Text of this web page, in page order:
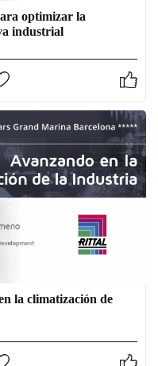
optimizar la
industrial
la climatización de